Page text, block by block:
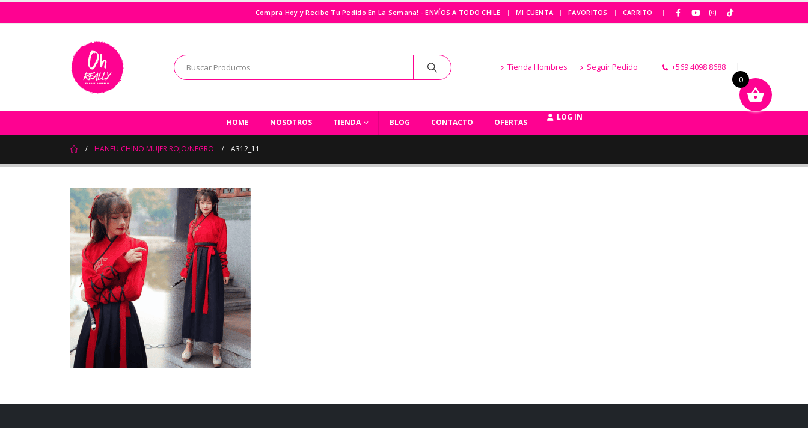
Compra Hoy y Recibe Tu Pedido En La Semana! - ENVÍOS A TODO CHILE | MI CUENTA FAVORITOS CARRITO |
Tienda Hombres Seguir Pedido +569 4098 8688
HOME NOSOTROS TIENDA BLOG CONTACTO OFERTAS
LOG IN
HANFU CHINO MUJER ROJO/NEGRO A312_11
0